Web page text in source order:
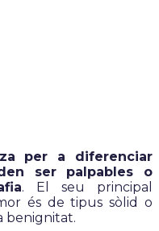
per a diferenciar
ser palpables o
. El seu principal
és de tipus sòlid o
benignitat.